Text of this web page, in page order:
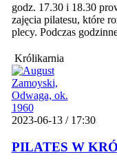
godz. 17.30 i 18.30
zajęcia pilatesu, które
plecy. Podczas
Królikarnia
2023-06-13 / 17:30
PILATES W